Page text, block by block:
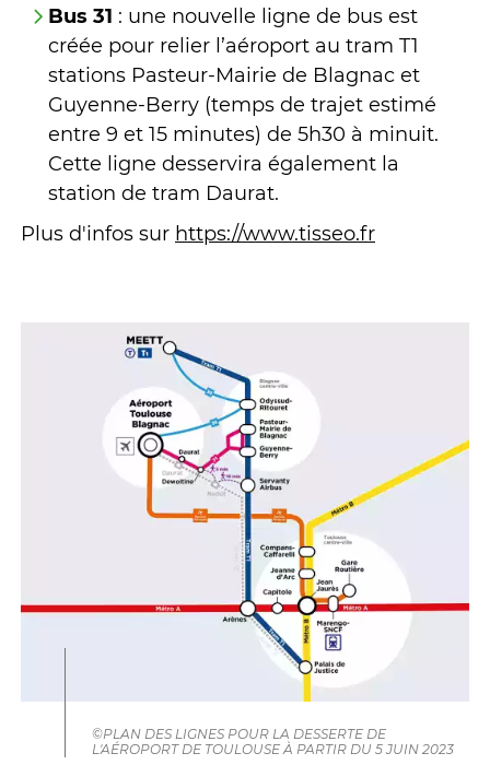
Bus 31 : une nouvelle ligne de bus est
créée pour relier l’aéroport au tram T1
stations Pasteur-Mairie de Blagnac et
Guyenne-Berry (temps de trajet estimé
entre 9 et 15 minutes) de 5h30 à minuit.
Cette ligne desservira également la
station de tram Daurat.
Plus d'infos sur https://www.tisseo.fr
©PLAN DES LIGNES POUR LA DESSERTE DE
L'AÉROPORT DE TOULOUSE À PARTIR DU 5 JUIN 2023